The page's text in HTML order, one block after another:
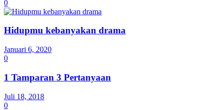
0
Hidupmu kebanyakan drama
Januari 6, 2020
0
1 Tamparan 3 Pertanyaan
Juli 18, 2018
0